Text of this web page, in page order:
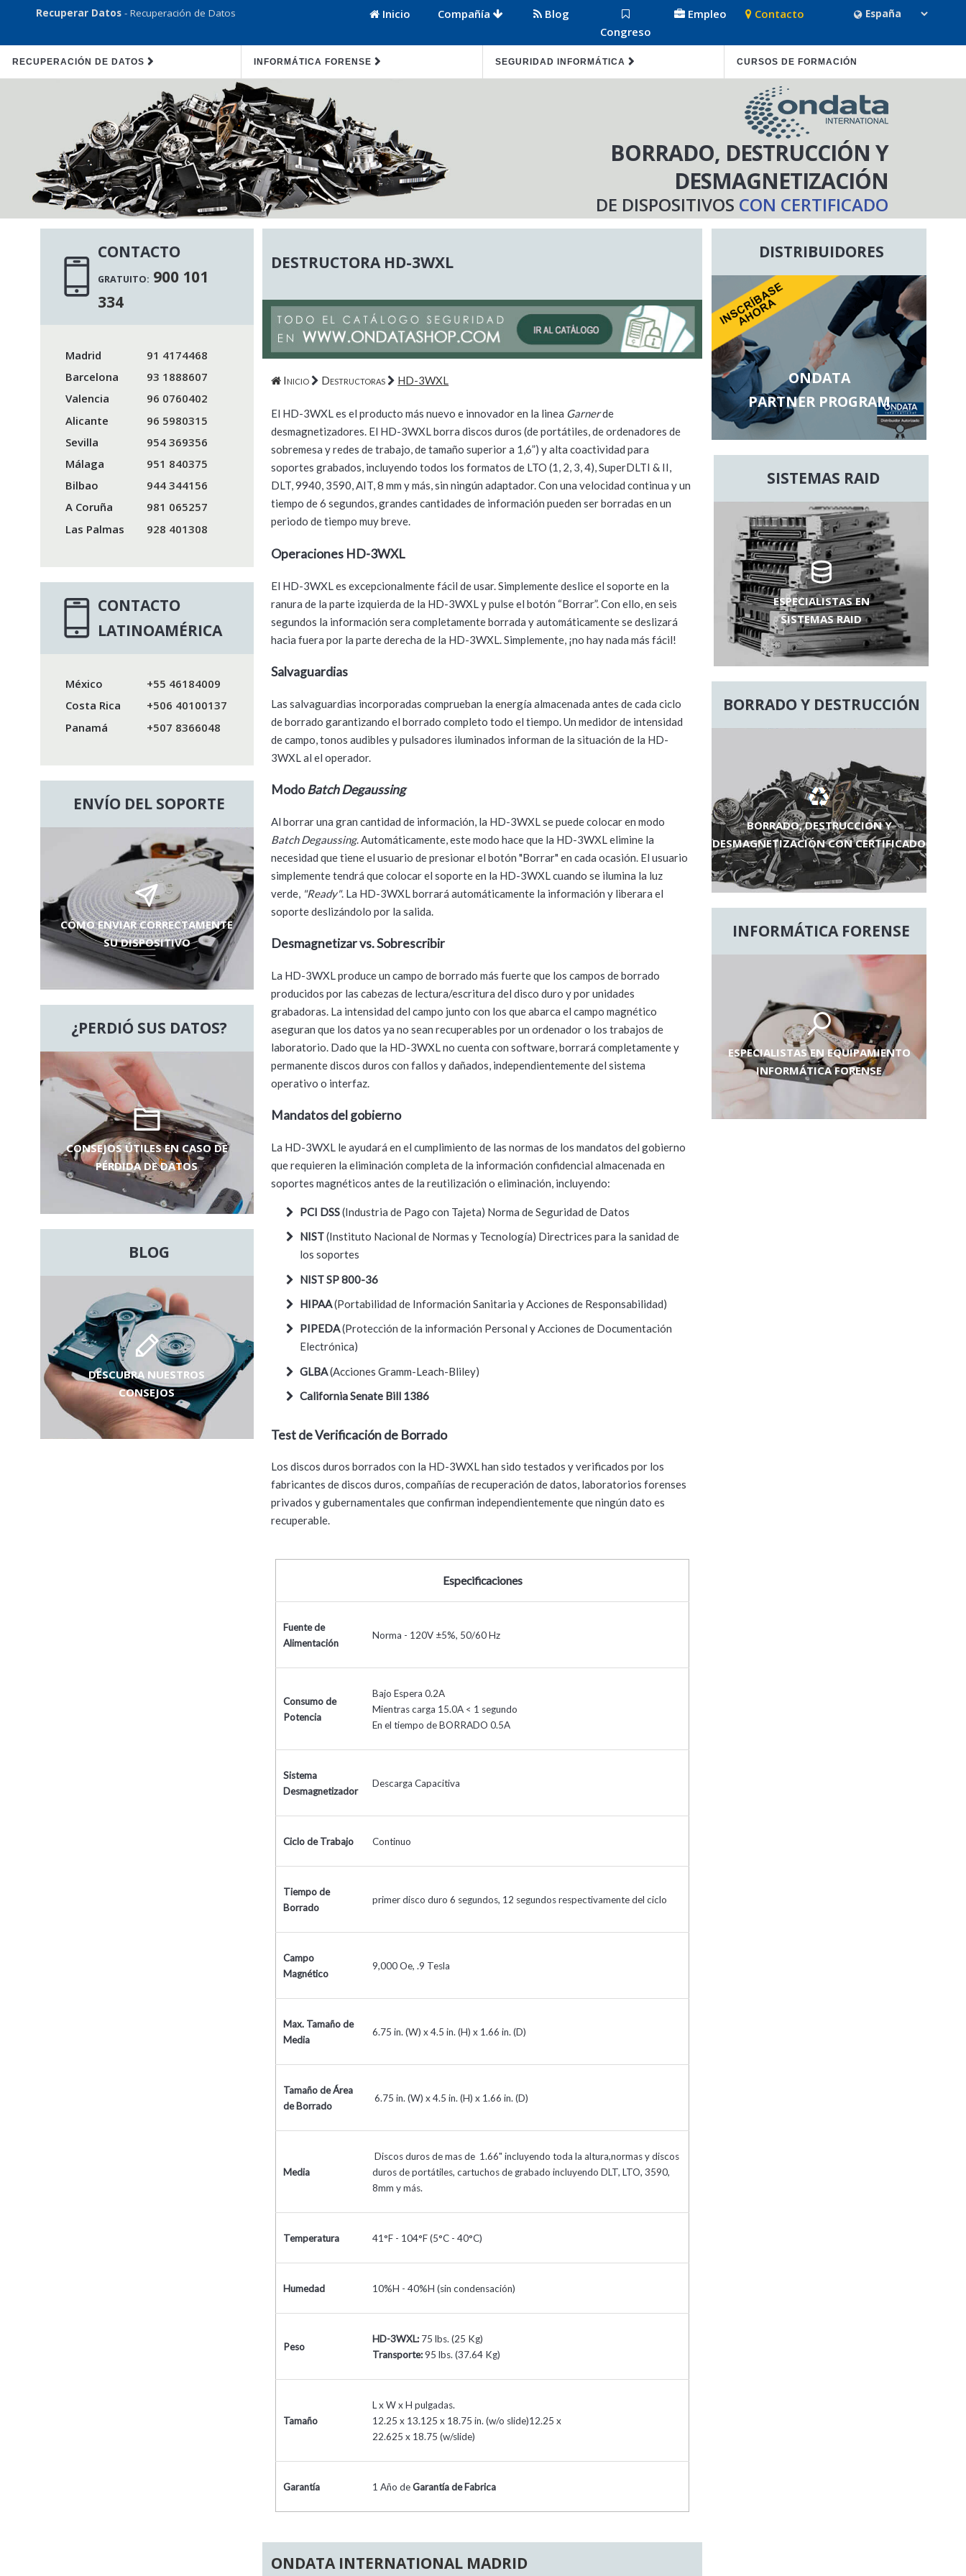
Recuperar Datos - Recuperación de Datos Inicio Compañía
Blog
Congreso
Empleo Contacto
RECUPERACIÓN DE DATOS INFORMÁTICA FORENSE SEGURIDAD INFORMÁTICA CURSOS DE FORMACIÓN
BORRADO, DESTRUCCIÓN Y
DESMAGNETIZACIÓN
DE DISPOSITIVOS CON CERTIFICADO
DESTRUCTORA HD-3WXL
Inicio Destructoras HD-3WXL
El HD-3WXL es el producto más nuevo e innovador en la linea Garnerde
desmagnetizadores. El HD-3WXL borra discos duros (de portátiles, de ordenadores de
sobremesa y redes de trabajo, de tamaño superior a 1,6”) y alta coactividad para
soportes grabados, incluyendo todos los formatos de LTO (1, 2, 3, 4), SuperDLTI & II,
DLT, 9940, 3590, AIT, 8 mm y más, sin ningún adaptador. Con una velocidad continua y un
tiempo de 6 segundos, grandes cantidades de información pueden ser borradas en un
periodo de tiempo muy breve.
Operaciones HD-3WXL
El HD-3WXL es excepcionalmente fácil de usar. Simplemente deslice el soporte en la
ranura de la parte izquierda de la HD-3WXL y pulse el botón “Borrar”. Con ello, en seis
segundos la información sera completamente borrada y automáticamente se deslizará
hacia fuera por la parte derecha de la HD-3WXL. Simplemente, ¡no hay nada más fácil!
Salvaguardias
Las salvaguardias incorporadas comprueban la energía almacenada antes de cada ciclo
de borrado garantizando el borrado completo todo el tiempo. Un medidor de intensidad
de campo, tonos audibles y pulsadores iluminados informan de la situación de la HD-
3WXL al el operador.
ModoBatch Degaussing
Al borrar una gran cantidad de información, la HD-3WXL se puede colocar en modo
Batch Degaussing. Automáticamente, este modo hace que la HD-3WXL elimine la
necesidad que tiene el usuario de presionar el botón "Borrar" en cada ocasión. El usuario
simplemente tendrá que colocar el soporte en la HD-3WXL cuando se ilumina la luz
verde, "Ready". La HD-3WXL borrará automáticamente la información y liberara el
soporte deslizándolo por la salida.
Desmagnetizar vs. Sobrescribir
La HD-3WXL produce un campo de borrado más fuerte que los campos de borrado
producidos por las cabezas de lectura/escritura del disco duro y por unidades
grabadoras. La intensidad del campo junto con los que abarca el campo magnético
aseguran que los datos ya no sean recuperables por un ordenador o los trabajos de
laboratorio. Dado que la HD-3WXL no cuenta con software, borrará completamente y
permanente discos duros con fallos y dañados, independientemente del sistema
operativo o interfaz.
Mandatos del gobierno
La HD-3WXL le ayudará en el cumplimiento de las normas de los mandatos del gobierno
que requieren la eliminación completa de la información confidencial almacenada en
soportes magnéticos antes de la reutilización o eliminación, incluyendo:
PCI DSS(Industria de Pago con Tajeta) Norma de Seguridad de Datos
NIST(Instituto Nacional de Normas y Tecnología) Directrices para la sanidad de
los soportes
NIST SP 800-36
HIPAA(Portabilidad de Información Sanitaria y Acciones de Responsabilidad)
PIPEDA(Protección de la información Personal y Acciones de Documentación
Electrónica)
GLBA(Acciones Gramm-Leach-Bliley)
California Senate Bill 1386
Test de Verificación de Borrado
Los discos duros borrados con la HD-3WXL han sido testados y verificados por los
fabricantes de discos duros, compañías de recuperación de datos, laboratorios forenses
privados y gubernamentales que confirman independientemente que ningún dato es
recuperable.
Especificaciones
Fuente de
Alimentación
Norma - 120V ±5%, 50/60 Hz
Consumo de
Potencia
Bajo Espera 0.2A
Mientras carga 15.0A < 1 segundo
En el tiempo de BORRADO 0.5A
Sistema
Desmagnetizador
Descarga Capacitiva
Ciclo de Trabajo Continuo
Tiempo de
Borrado
primer disco duro 6 segundos, 12 segundos respectivamente del ciclo
Campo
Magnético
9,000 Oe, .9 Tesla
Max. Tamaño de
Media
6.75 in. (W) x 4.5 in. (H) x 1.66 in. (D)
Tamaño de Área
de Borrado
6.75 in. (W) x 4.5 in. (H) x 1.66 in. (D)
Media
Discos duros de mas de 1.66" incluyendo toda la altura,normas y discos
duros de portátiles, cartuchos de grabado incluyendo DLT, LTO, 3590,
8mm y más.
Temperatura 41°F - 104°F (5°C - 40°C)
Humedad 10%H - 40%H (sin condensación)
Peso
HD-3WXL: 75 lbs. (25 Kg)
Transporte:95 lbs. (37.64 Kg)
Tamaño
L x W x H pulgadas.
12.25 x 13.125 x 18.75 in. (w/o slide)12.25 x
22.625 x 18.75 (w/slide)
Garantía 1 Año deGarantía de Fabrica
ONDATA INTERNATIONAL MADRID
DISTRIBUIDORES
ONDATA
PARTNER PROGRAM
SISTEMAS RAID
ESPECIALISTAS EN
SISTEMAS RAID
BORRADO Y DESTRUCCIÓN
BORRADO, DESTRUCCIÓN Y
DESMAGNETIZACIÓN CON CERTIFICADO
INFORMÁTICA FORENSE
ESPECIALISTAS EN EQUIPAMIENTO
INFORMÁTICA FORENSE
CONTACTO
GRATUITO: 900 101
334
Madrid
91 4174468
Barcelona
93 1888607
Valencia
96 0760402
Alicante
96 5980315
Sevilla
954 369356
Málaga
951 840375
Bilbao
944 344156
A Coruña
981 065257
Las Palmas
928 401308
CONTACTO
LATINOAMÉRICA
México
+55 46184009
Costa Rica
+506 40100137
Panamá
+507 8366048
ENVÍO DEL SOPORTE
CÓMO ENVIAR CORRECTAMENTE
SU DISPOSITIVO
¿PERDIÓ SUS DATOS?
CONSEJOS ÚTILES EN CASO DE
PÉRDIDA DE DATOS
BLOG
DESCUBRA NUESTROS
CONSEJOS